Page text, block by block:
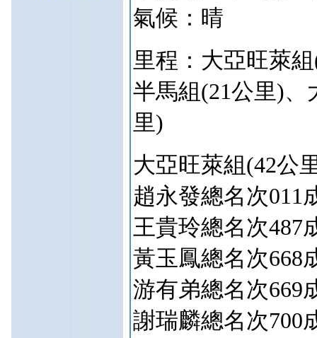
氣候：晴
里程：大亞旺萊
半馬組(21公里)、
里)
大亞旺萊組(42公
趙永發總名次011
王貴玲總名次487
黃玉鳳總名次668
游有弟總名次669
謝瑞麟總名次700